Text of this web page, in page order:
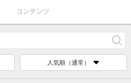
コンテンツ
人気順（通常）